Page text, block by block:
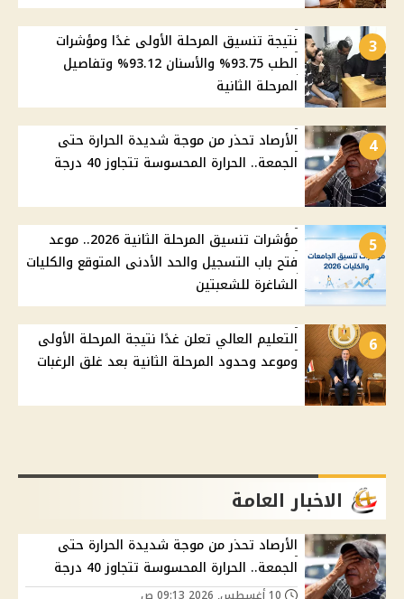
3
نتيجة تنسيق المرحلة الأولى غدًا ومؤشرات
الطب 93.75% والأسنان 93.12% وتفاصيل
المرحلة الثانية
4
الأرصاد تحذر من موجة شديدة الحرارة حتى
الجمعة.. الحرارة المحسوسة تتجاوز 40 درجة
5
مؤشرات تنسيق المرحلة الثانية 2026.. موعد
فتح باب التسجيل والحد الأدنى المتوقع والكليات
الشاغرة للشعبتين
6
التعليم العالي تعلن غدًا نتيجة المرحلة الأولى
وموعد وحدود المرحلة الثانية بعد غلق الرغبات
الاخبار العامة
الأرصاد تحذر من موجة شديدة الحرارة حتى
الجمعة.. الحرارة المحسوسة تتجاوز 40 درجة